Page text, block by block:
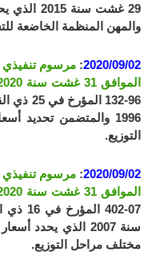
29 غشت
والمهن المنظمة الخاضعة
2020/09/02
:
الموافق 31 غشت سنة 2020
1996 والمتضمن
التوزيع.
2020/09/02
:
الموافق 31 غشت سنة 2020
سنة 2007 الذي
مختلف مراحل التوزيع.